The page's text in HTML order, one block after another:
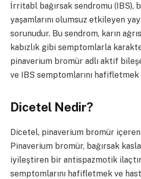
İrritabl bağırsak sendromu (IBS),
yaşamlarını olumsuz etkileyen
sorunudur. Bu sendrom, karın
kabızlık gibi semptomlarla
pinaverium bromür adlı aktif
ve IBS semptomlarını hafifletmek
Dicetel Nedir?
Dicetel, pinaverium bromür
Pinaverium bromür, bağırsak
iyileştiren bir antispazmotik
semptomlarını hafifletmek ve